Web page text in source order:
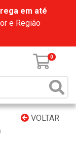
em até
e Região
0
VOLTAR